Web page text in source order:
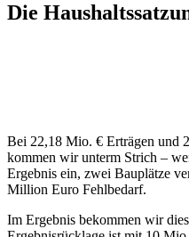
Die
Bei 22,18 Mio. € Erträgen und
kommen wir unterm Strich –
Ergebnis ein, zwei Bauplätze
Million Euro Fehlbedarf.
Im Ergebnis bekommen wir